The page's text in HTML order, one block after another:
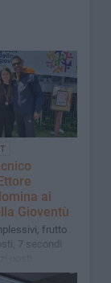
ai
Gioventù
frutto
7 secondi